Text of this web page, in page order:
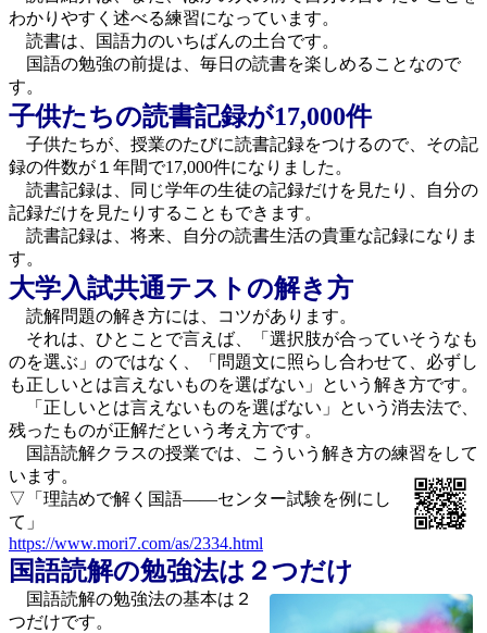
わかりやすく述べる練習になっています。
読書は、国語力のいちばんの土台です。
国語の勉強の前提は、毎日の読書を楽しめることなので
す。
子供たちの読書記録が17,000件
子供たちが、授業のたびに読書記録をつけるので、その記
録の件数が１年間で17,000件になりました。
読書記録は、同じ学年の生徒の記録だけを見たり、自分の
記録だけを見たりすることもできます。
読書記録は、将来、自分の読書生活の貴重な記録になりま
す。
大学入試共通テストの解き方
読解問題の解き方には、コツがあります。
それは、ひとことで言えば、「選択肢が合っていそうなも
のを選ぶ」のではなく、「問題文に照らし合わせて、必ずし
も正しいとは言えないものを選ばない」という解き方です。
「正しいとは言えないものを選ばない」という消去法で、
残ったものが正解だという考え方です。
国語読解クラスの授業では、こういう解き方の練習をして
います。
▽「理詰めで解く国語――センター試験を例にし
て」
https://www.mori7.com/as/2334.html
国語読解の勉強法は２つだけ
国語読解の勉強法の基本は２
つだけです。